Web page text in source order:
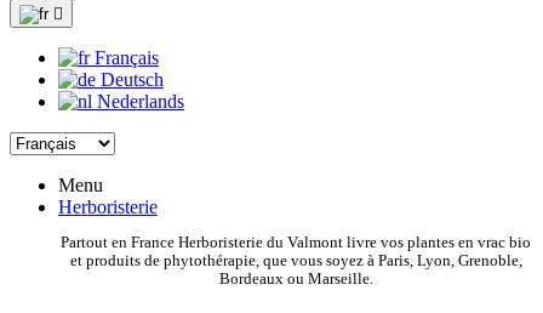

Français
Deutsch
Nederlands
Menu
Herboristerie
Partout en France Herboristerie du Valmont livre vos plantes en vrac bio
et produits de phytothérapie, que vous soyez à Paris, Lyon, Grenoble,
Bordeaux ou Marseille.